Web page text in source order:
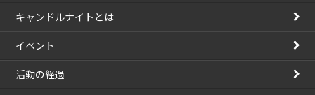
キャンドルナイトとは
イベント
活動の経過